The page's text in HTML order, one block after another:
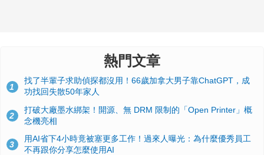
熱門文章
1
找了半輩子求助偵探都沒用！66歲加拿大男子靠ChatGPT，成
功找回失散50年家人
2
打破大廠墨水綁架！開源、無 DRM 限制的「Open Printer」概
念機亮相
3
用AI省下4小時竟被塞更多工作！過來人曝光：為什麼優秀員工
不再跟你分享怎麼使用AI